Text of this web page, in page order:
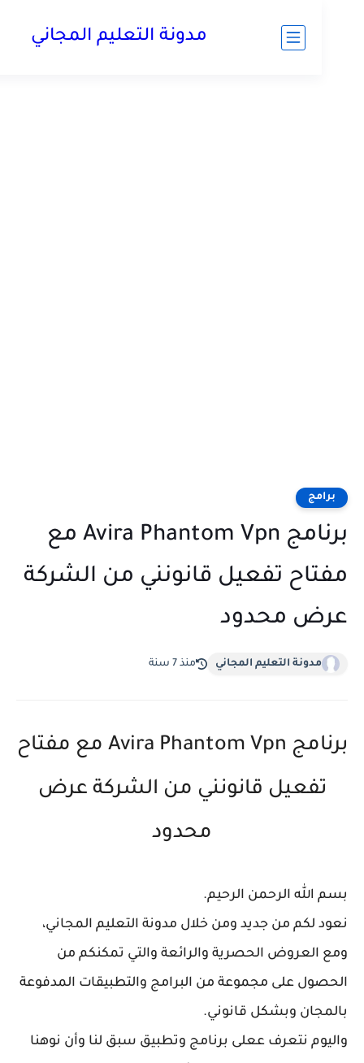
مدونة التعليم المجاني
برنامج Avira Phantom Vpn مع
تفعيل قانونني من الشركة
محدود
مدونة التعليم المجاني منذ 7 سنة
برنامج Avira Phantom Vpn مع مفتاح
قانونني من الشركة عرض
محدود
الرحمن الرحيم.
لكم من جديد ومن خلال مدونة التعليم المجاني،
الحصرية والرائعة والتي تمكنكم من
على مجموعة من البرامج والتطبيقات المدفوعة
وبشكل قانوني.
نتعرف ععلى برنامج وتطبيق سبق لنا وأن نوهنا